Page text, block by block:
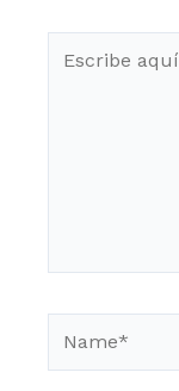
aquí...